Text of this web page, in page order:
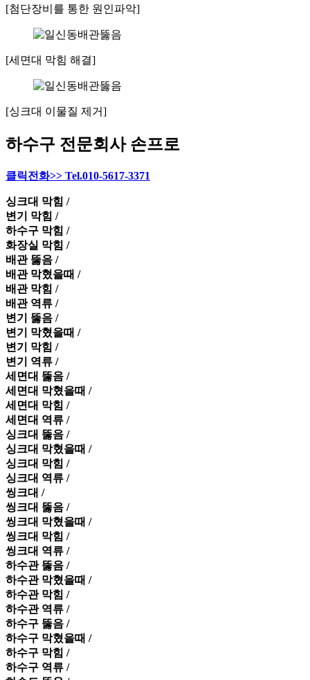
[첨단장비를 통한 원인파악]
[세면대 막힘 해결]
[싱크대 이물질 제거]
하수구 전문회사 손프로
클릭전화>> Tel.010-5617-3371
싱크대 막힘 /
변기 막힘 /
하수구 막힘 /
화장실 막힘 /
배관 뚫음 /
배관 막혔을때 /
배관 막힘 /
배관 역류 /
변기 뚫음 /
변기 막혔을때 /
변기 막힘 /
변기 역류 /
세면대 뚫음 /
세면대 막혔을때 /
세면대 막힘 /
세면대 역류 /
싱크대 뚫음 /
싱크대 막혔을때 /
싱크대 막힘 /
싱크대 역류 /
씽크대 /
씽크대 뚫음 /
씽크대 막혔을때 /
씽크대 막힘 /
씽크대 역류 /
하수관 뚫음 /
하수관 막혔을때 /
하수관 막힘 /
하수관 역류 /
하수구 뚫음 /
하수구 막혔을때 /
하수구 막힘 /
하수구 역류 /